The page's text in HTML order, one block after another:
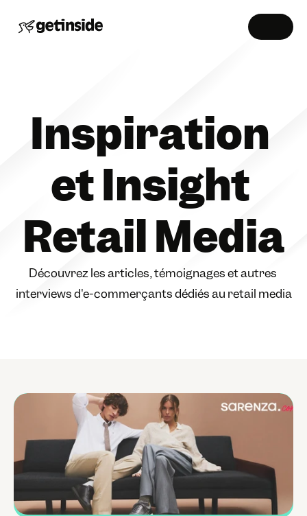
Inspiration
et Insight
Retail Media
Découvrez les articles, témoignages et autres
interviews d'e-commerçants dédiés au retail media